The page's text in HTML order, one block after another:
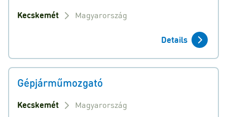
Kecskemét Magyarország
Details
Gépjárműmozgató
Kecskemét Magyarország